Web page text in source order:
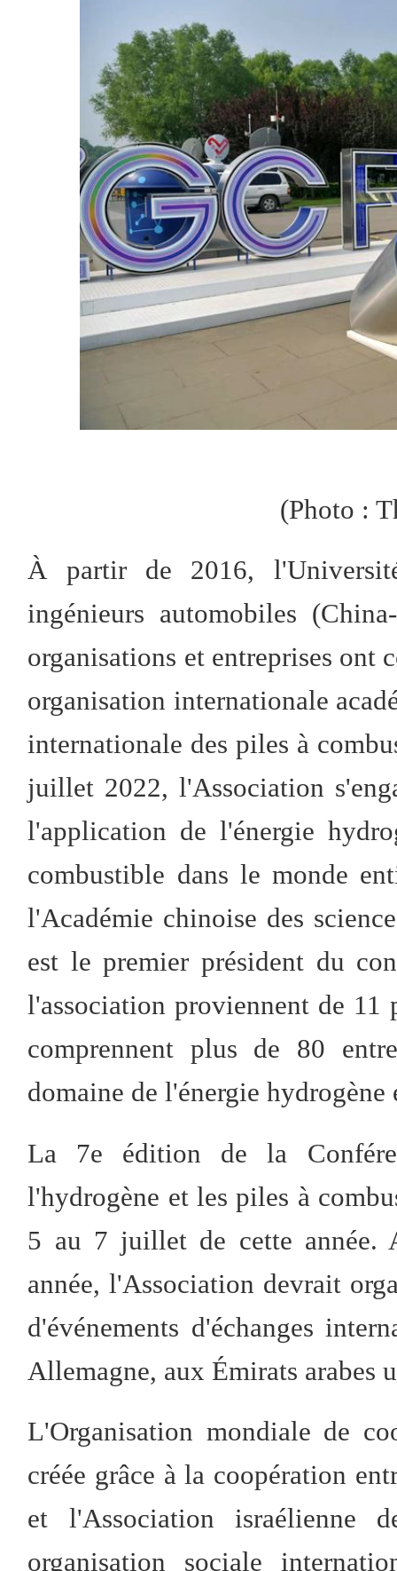
(Photo :
À partir de 2016,
ingénieurs automobiles
organisations et entreprises ont
organisation internationale
internationale des piles à
juillet 2022, l'Association
l'application de l'énergie
combustible dans le monde
l'Académie chinoise des
est le premier président du
l'association proviennent de 11
comprennent plus de 80
domaine de l'énergie
La 7e édition de la
l'hydrogène et les piles à
5 au 7 juillet de cette année.
année, l'Association devrait
d'événements d'échanges
Allemagne, aux Émirats arabes
L'Organisation mondiale de
créée grâce à la coopération
et l'Association israélienne
organisation sociale